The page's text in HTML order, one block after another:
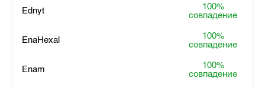
Ednyt
100%
совпадение
EnaHexal
100%
совпадение
Enam
100%
совпадение